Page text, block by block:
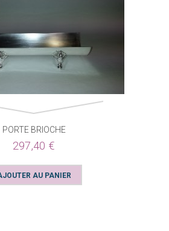
PORTE BRIOCHE
297,40 €